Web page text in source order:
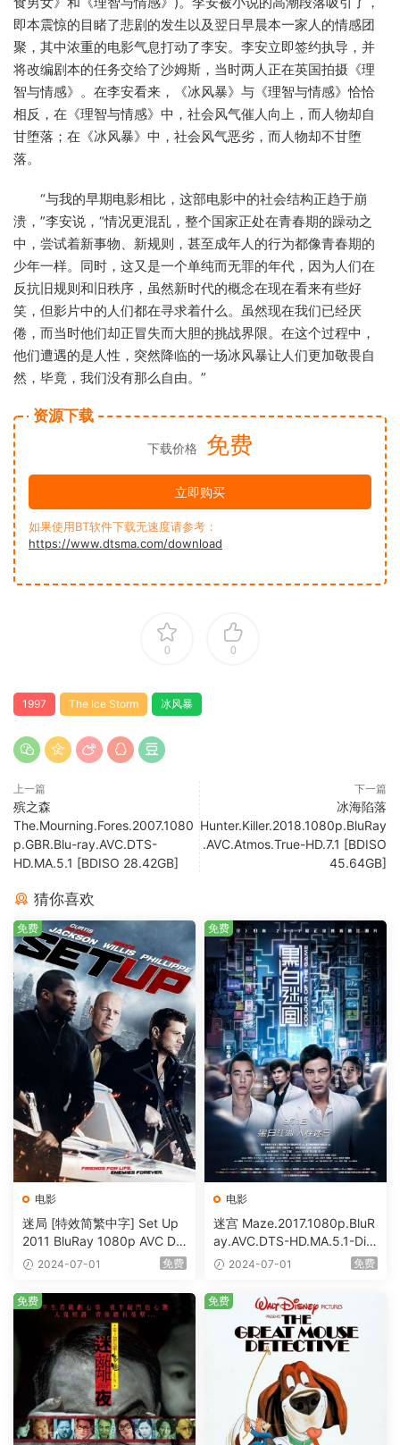
即本震惊的目睹了悲剧的发生以及翌日早晨本一家人的情感团
聚，其中浓重的电影气息打动了李安。李安立即签约执导，并
将改编剧本的任务交给了沙姆斯，当时两人正在英国拍摄《理
智与情感》。在李安看来，《冰风暴》与《理智与情感》恰恰
相反，在《理智与情感》中，社会风气催人向上，而人物却自
甘堕落；在《冰风暴》中，社会风气恶劣，而人物却不甘堕
落。
“与我的早期电影相比，这部电影中的社会结构正趋于崩
溃，”李安说，“情况更混乱，整个国家正处在青春期的躁动之
中，尝试着新事物、新规则，甚至成年人的行为都像青春期的
少年一样。同时，这又是一个单纯而无罪的年代，因为人们在
反抗旧规则和旧秩序，虽然新时代的概念在现在看来有些好
笑，但影片中的人们都在寻求着什么。虽然现在我们已经厌
倦，而当时他们却正冒失而大胆的挑战界限。在这个过程中，
他们遭遇的是人性，突然降临的一场冰风暴让人们更加敬畏自
然，毕竟，我们没有那么自由。”
资源下载
下载价格 免费
立即购买
如果使用BT软件下载无速度请参考：
https://www.dtsma.com/download
0 0
1997 The Ice Storm 冰风暴
上一篇
殡之森
The.Mourning.Fores.2007.1080
p.GBR.Blu-ray.AVC.DTS-
HD.MA.5.1 [BDISO 28.42GB]
下一篇
冰海陷落
Hunter.Killer.2018.1080p.BluRay
.AVC.Atmos.True-HD.7.1 [BDISO
45.64GB]
猜你喜欢
电影
迷局 [特效简繁中字] Set Up
2011 BluRay 1080p AVC DT
S-HD MA5.1-shhaclm@CHD
2024-07-01 免费
免费
电影
迷宫 Maze.2017.1080p.BluR
ay.AVC.DTS-HD.MA.5.1-DiY
@HDHome [BDISO 19.7GB]
2024-07-01 免费
免费
免费 免费